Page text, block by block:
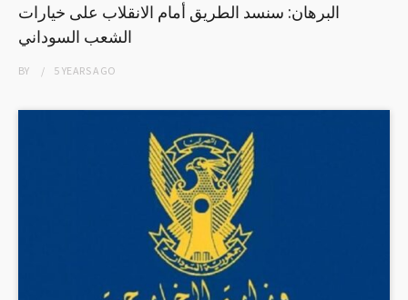
البرهان: سنسد الطريق أمام الانقلاب على خيارات
الشعب السوداني
BY 5 YEARSAGO